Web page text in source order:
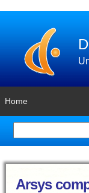
Home
Arsys